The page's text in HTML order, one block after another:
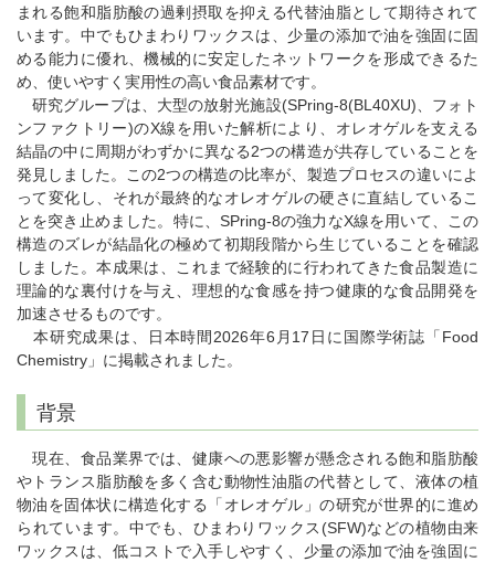
まれる飽和脂肪酸の過剰摂取を抑える代替油脂として期待されて
います。中でもひまわりワックスは、少量の添加で油を強固に固
める能力に優れ、機械的に安定したネットワークを形成できるた
め、使いやすく実用性の高い食品素材です。
研究グループは、大型の放射光施設(SPring-8(BL40XU)、フォト
ンファクトリー)のX線を用いた解析により、オレオゲルを支える
結晶の中に周期がわずかに異なる2つの構造が共存していることを
発見しました。この2つの構造の比率が、製造プロセスの違いによ
って変化し、それが最終的なオレオゲルの硬さに直結しているこ
とを突き止めました。特に、SPring-8の強力なX線を用いて、この
構造のズレが結晶化の極めて初期段階から生じていることを確認
しました。本成果は、これまで経験的に行われてきた食品製造に
理論的な裏付けを与え、理想的な食感を持つ健康的な食品開発を
加速させるものです。
本研究成果は、日本時間2026年6月17日に国際学術誌「Food
Chemistry」に掲載されました。
背景
現在、食品業界では、健康への悪影響が懸念される飽和脂肪酸
やトランス脂肪酸を多く含む動物性油脂の代替として、液体の植
物油を固体状に構造化する「オレオゲル」の研究が世界的に進め
られています。中でも、ひまわりワックス(SFW)などの植物由来
ワックスは、低コストで入手しやすく、少量の添加で油を強固に